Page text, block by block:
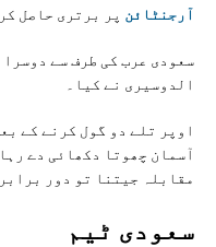
آرجنٹائن پر برتری حاصل کر
الدوسیری نے کیا۔
اوپر تلے دو گول کرنے کے
آسمان چھوتا دکھائی دے
مقابلہ جیتنا تو دور
سعودی ٹيم